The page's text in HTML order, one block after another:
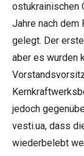
ostukrainischen
Jahre nach dem
gelegt. Der
aber es wurden
jedoch
vesti.ua, dass
wiederbelebt